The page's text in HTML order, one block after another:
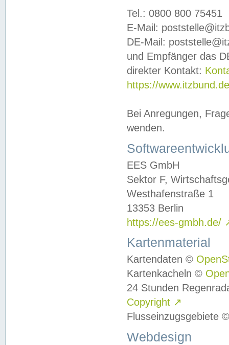
Tel.: 0800 800 75451
E-Mail:
DE-Mail:
und Empfänger das
direkter Kontakt:
https://
Bei Anregungen,
wenden.
EES GmbH
Sektor F,
Westhafenstraße 1
13353 Berlin
https://ees-gmbh.de/
Kartenmaterial
Kartendaten ©
Kartenkacheln ©
24 Stunden
Copyright ↗
Flusseinzugsgebiete
Webdesign